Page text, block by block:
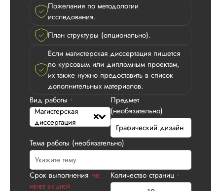
Пожелания по методологии
исследования.
План структуры (опционально).
Если магистерская диссертация пишется
по курсовым или дипломным проектам,
их также нужно предоставить в список
дополнительных материалов.
Вид работы *
Магистерская
диссертация
Предмет
(необязательно)
Тема работы (необязательно)
Срок выполнения *НЕ
МЕНЕЕ 2-Х ДНЕЙ
Количество страниц *
Магистерские
диссертации
Дата:
магистерскую
диссертацию по
сложной теме.
намного дороже,
но результат того
в оформлении, во-
вторых, высокая